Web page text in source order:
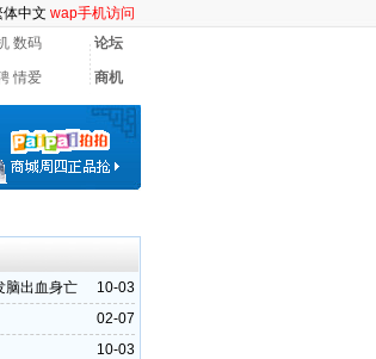
体中文 wap手机访问
数码 论坛
情爱 商机
10-03
脑出血身亡
02-07
10-03